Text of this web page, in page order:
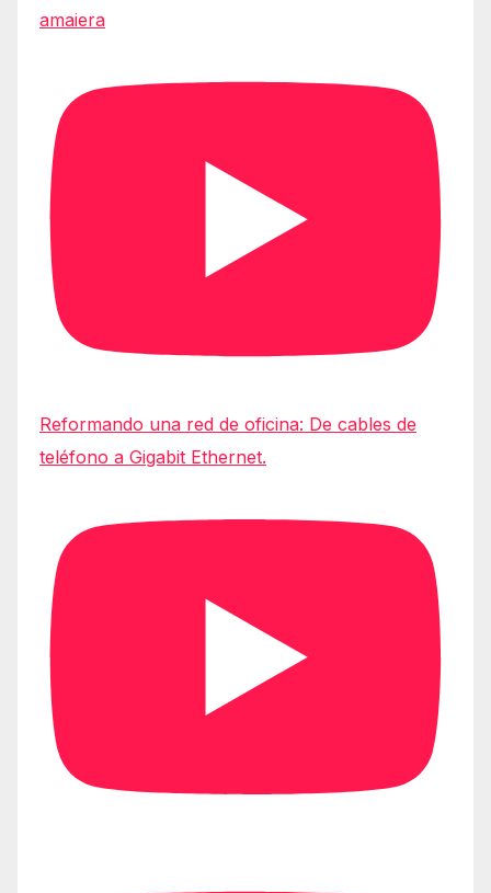
amaiera
Reformando una red de oficina: De cables de
teléfono a Gigabit Ethernet.